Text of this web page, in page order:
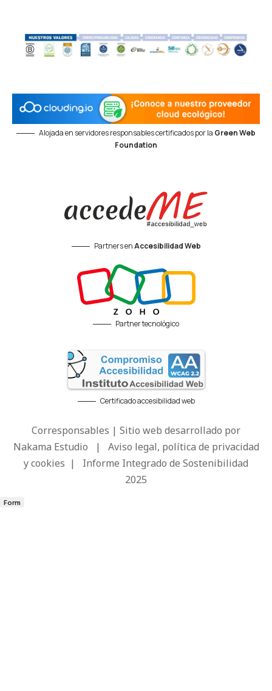
Alojada en servidores responsables certificados por la Green Web
Foundation
Partners enAccesibilidad Web
Partner tecnológico
Certificado accesibilidad web
Corresponsables | Sitio web desarrollado por
Nakama Estudio | Aviso legal, política de privacidad
y cookies | Informe Integrado de Sostenibilidad
2025
Form